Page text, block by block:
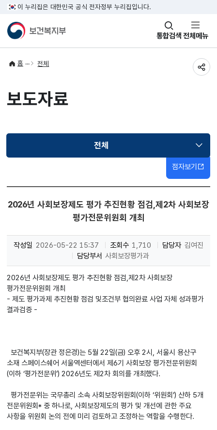
이 누리집은 대한민국 공식 전자정부 누리집입니다.
통합검색
창
열기 전체메뉴
홈 전체
보도자료
전체선택됨
점자보기
2026년 사회보장제도 평가 추진현황 점검,제2차 사회보장
평가전문위원회 개최
작성일 2026-05-22 15:37 조회수 1,710 담당자 김여진
담당부서 사회보장평가과
2026년 사회보장제도 평가 추진현황 점검,제2차 사회보장
평가전문위원회 개최
- 제도 평가과제 추진현황 점검 및조건부 협의완료 사업 자체 성과평가
결과검증 -
보건복지부(장관 정은경)는 5월 22일(금) 오후 2시, 서울시 용산구
소재 스페이스쉐어 서울역센터에서 제6기 사회보장 평가전문위원회
(이하 ‘평가전문위’) 2026년도 제2차 회의를 개최했다.
평가전문위는 국무총리 소속 사회보장위원회(이하 ‘위원회’) 산하 5개
전문위원회* 중 하나로, 사회보장제도의 평가 및 개선에 관한 주요
사항을 위원회 논의 전에 미리 검토하고 조정하는 역할을 수행한다.